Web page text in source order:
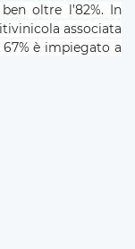
oltre l’82%. In
associata
è impiegato a